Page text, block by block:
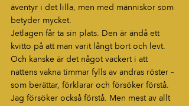
äventyr i det lilla, men med människor som
betyder mycket.
Jetlagen får ta sin plats. Den är ändå ett
kvitto på att man varit långt bort och levt.
Och kanske är det något vackert i att
nattens vakna timmar fylls av andras röster –
som berättar, förklarar och försöker förstå.
Jag försöker också förstå. Men mest av allt